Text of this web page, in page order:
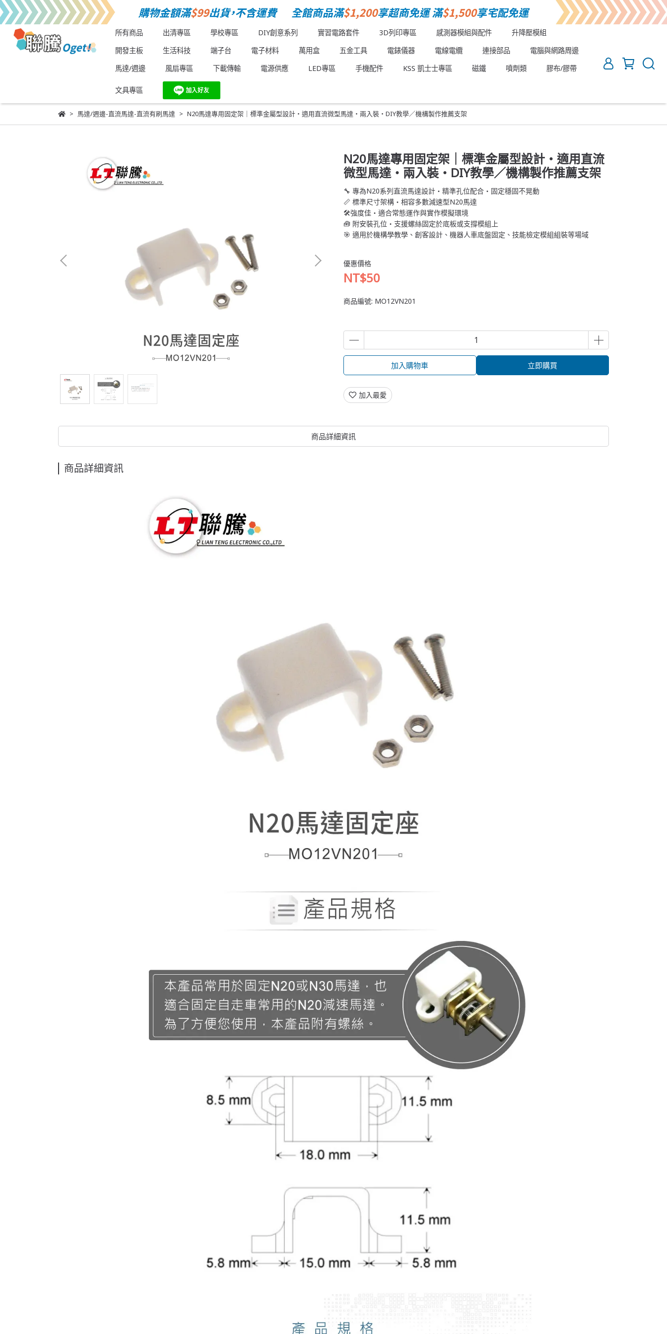
所有商品 出清專區 學校專區 DIY創意系列 實習電路套件 3D列印專區 感測器模組與配件
升降壓模組
開發主板
生活科技 端子台 電子材料 萬用盒 五金工具 電錶儀器 電線電纜 連接部品
電腦與網路周邊
馬達/週邊
風扇專區 下載傳輸 電源供應 LED專區 手機配件 KSS 凱士士專區 磁鐵 噴劑類 膠布/膠帶
文具專區
馬達/週邊-直流馬達-直流有刷馬達 N20馬達專用固定架｜標準金屬型設計・適用直流微型馬達・兩入裝・DIY教學／機構製作推薦支架
N20馬達專用固定架｜標準金屬型設計・適用直流
微型馬達・兩入裝・DIY教學／機構製作推薦支架
🔧 專為N20系列直流馬達設計・精準孔位配合・固定穩固不晃動
📏 標準尺寸架構・相容多數減速型N20馬達
🛠️強度佳・適合常態運作與實作模擬環境
🧰 附安裝孔位・支援螺絲固定於底板或支撐模組上
🎯 適用於機構學教學、創客設計、機器人車底盤固定、技能檢定模組組裝等場域
優惠價格
NT$50
商品編號: MO12VN201
加入購物車 立即購買
加入最愛
商品詳細資訊
商品詳細資訊